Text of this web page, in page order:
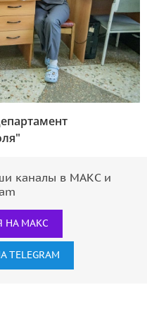
каналы в МАКС и
НА МАКС